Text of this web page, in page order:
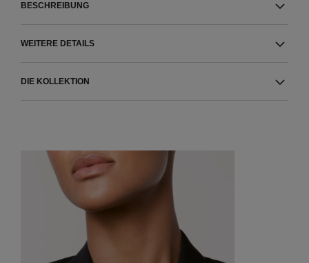
BESCHREIBUNG
WEITERE DETAILS
DIE KOLLEKTION